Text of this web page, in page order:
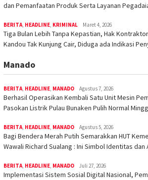
dan Pemanfaatan Produk Serta Layanan
BERITA HEADLINE KRIMINAL Maret 4, 2026
Tiga Bulan Lebih Tanpa Kepastian, Hak
Kandou Tak Kunjung Cair, Diduga ada Indikasi
Manado
BERITA, HEADLINE, MANADO Agustus 7, 2026
Berhasil Operasikan Kembali Satu Unit Mesin
Pasokan Listrik Pulau Bunaken Pulih Normal
BERITA, HEADLINE, MANADO Agustus 5, 2026
Bagi Bendera Merah Putih Semarakkan HUT
Wawali Richard Sualang : Ini Simbol Identitas
BERITA, HEADLINE, MANADO Juli 27, 2026
Implementasi Sistem Sosial Digital Nasional,